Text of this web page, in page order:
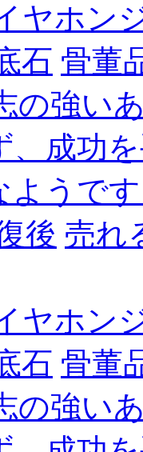
ヤホン
石 骨董
の強い
、成功
ようで
後 売れ
ヤホン
石 骨董
の強い